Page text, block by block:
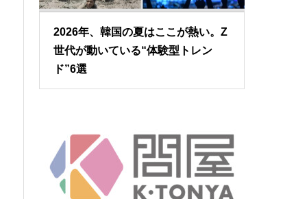
2026年、韓国の夏はここが熱い。Z
世代が動いている“体験型トレン
ド”6選